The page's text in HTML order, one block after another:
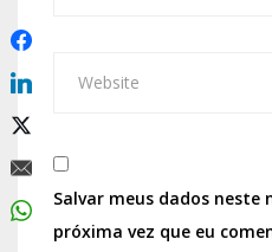
Salvar meus dados neste
próxima vez que eu